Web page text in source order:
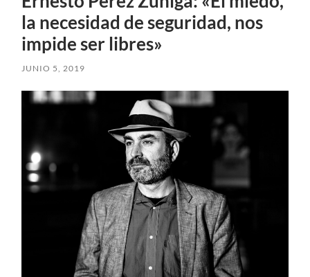
la necesidad de seguridad, nos
impide ser libres»
JUNIO 5, 2019